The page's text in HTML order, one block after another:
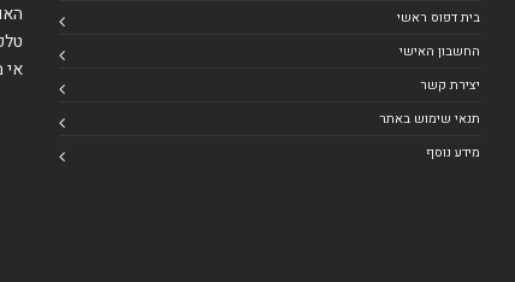
בית דפוס ראשי
החשבון האישי
יצירת קשר
תנאי שימוש באתר
מידע נוסף
האומן 27
אי